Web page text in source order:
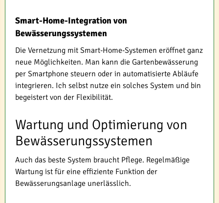
Smart-Home-Integration von
Bewässerungssystemen
Die Vernetzung mit Smart-Home-Systemen eröffnet ganz
neue Möglichkeiten. Man kann die Gartenbewässerung
per Smartphone steuern oder in automatisierte Abläufe
integrieren. Ich selbst nutze ein solches System und bin
begeistert von der Flexibilität.
Wartung und Optimierung von
Bewässerungssystemen
Auch das beste System braucht Pflege. Regelmäßige
Wartung ist für eine effiziente Funktion der
Bewässerungsanlage unerlässlich.